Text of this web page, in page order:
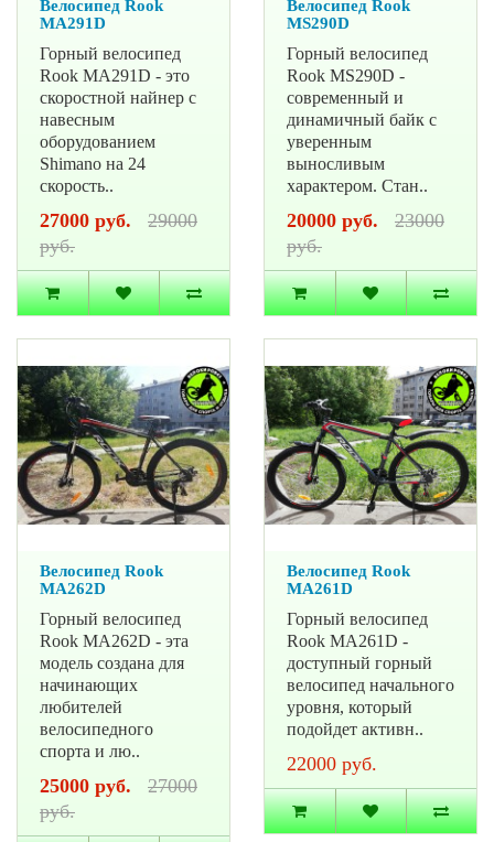
Велосипед Rook
MA291D
Горный велосипед
Rook MA291D - это
скоростной найнер с
навесным
оборудованием
Shimano на 24
скорость..
27000 руб.
29000
руб.
Велосипед Rook
MS290D
Горный велосипед
Rook MS290D -
современный и
динамичный байк с
уверенным
выносливым
характером. Стан..
20000 руб.
23000
руб.
Велосипед Rook
MA262D
Горный велосипед
Rook MA262D - эта
модель создана для
начинающих
любителей
велосипедного
спорта и лю..
25000 руб.
27000
руб.
Велосипед Rook
MA261D
Горный велосипед
Rook MA261D -
доступный горный
велосипед начального
уровня, который
подойдет активн..
22000 руб.